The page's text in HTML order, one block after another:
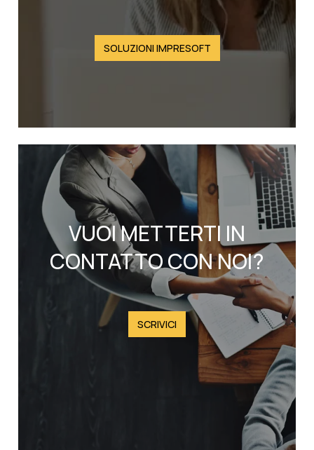
SOLUZIONI IMPRESOFT
VUOI METTERTI IN
CONTATTO CON NOI?
SCRIVICI